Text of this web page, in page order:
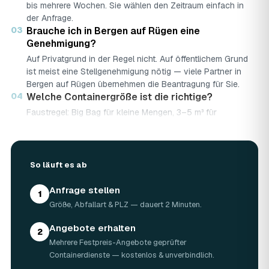
bis mehrere Wochen. Sie wählen den Zeitraum einfach in
der Anfrage.
03 Brauche ich in Bergen auf Rügen eine
Genehmigung?
Auf Privatgrund in der Regel nicht. Auf öffentlichem Grund
ist meist eine Stellgenehmigung nötig — viele Partner in
Bergen auf Rügen übernehmen die Beantragung für Sie.
04 Welche Containergröße ist die richtige?
Faustregel: Big Bag für kleine Mengen, 3–5 m³ für
05
Abfallarten werden getrennt gesammelt (Bauschutt,
gesonderte Annahme.
Was kostet ein Container in Bergen auf Rügen?
5 m³ ca. 180–500 €, 7 m³ ca. 280–900 €, 10 m³ ca.
300–1.100 € — abhängig von Abfallart, Region und
Standzeit (Details in der Marktübersicht unten). Ihren
So läuft es ab
1 Anfrage stellen
Größe, Abfallart & PLZ — dauert 2 Minuten.
2 Angebote erhalten
Mehrere Festpreis-Angebote geprüfter
Containerdienste — kostenlos & unverbindlich.